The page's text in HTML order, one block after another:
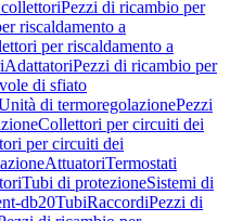
Pezzi di ricambio per
riscaldamento a
per riscaldamento a
AdattatoriPezzi di ricambio per
di sfiato
di termoregolazionePezzi
Collettori per circuiti dei
per circuiti dei
AttuatoriTermostati
Tubi di protezioneSistemi di
db20TubiRaccordiPezzi di